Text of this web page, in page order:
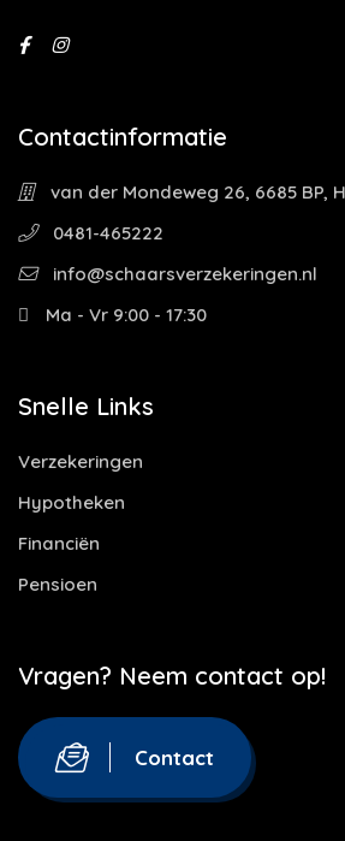
Contactinformatie
van der Mondeweg 26, 6685 BP,
0481-465222
info@schaarsverzekeringen.nl
Ma - Vr 9:00 - 17:30
Snelle Links
Verzekeringen
Hypotheken
Financiën
Pensioen
Vragen? Neem contact op!
Contact